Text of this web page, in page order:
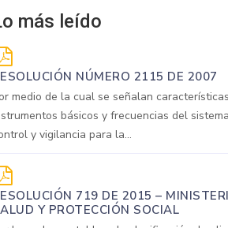
más leído
NÚMERO 2115 DE 2007
medio de la cual se señalan
básicos y frecuencias del
y vigilancia para la...
719 DE 2015 –
Y PROTECCIÓN SOCIAL